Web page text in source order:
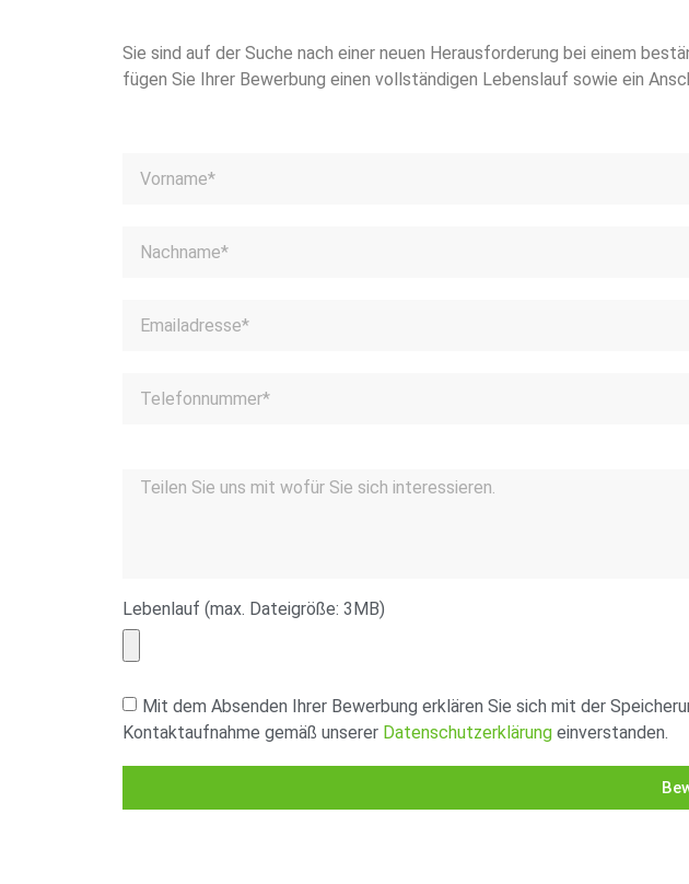
Sie sind auf der Suche nach einer neuen Herausforderung bei einem
fügen Sie Ihrer Bewerbung einen vollständigen Lebenslauf sowie ein
Lebenlauf (max. Dateigröße: 3MB)
Mit dem Absenden Ihrer Bewerbung erklären Sie sich mit der
Kontaktaufnahme gemäß unserer Datenschutzerklärung einverstanden.